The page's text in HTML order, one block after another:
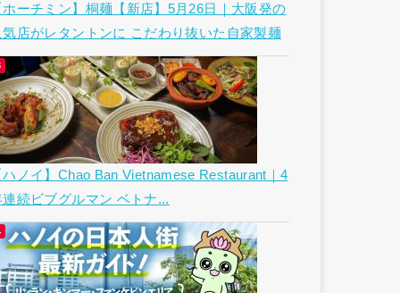
ホーチミン】桐麺【新店】5月26日｜大阪発の
気店がレタントンに こだわり抜いた自家製麺
ハノイ】Chao Ban Vietnamese Restaurant｜4
連続ビブグルマン ベトナ...